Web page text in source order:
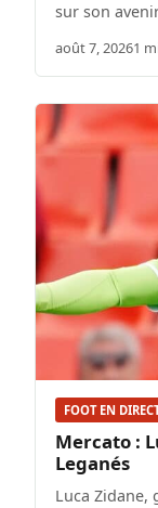
sur son
août 7, 20261
FOOT EN
Mercato :
Leganés
Luca Zidane,